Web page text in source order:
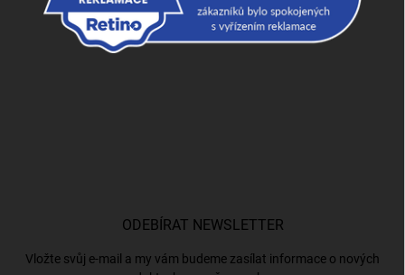
ODEBÍRAT NEWSLETTER
Vložte svůj e-mail a my vám budeme zasílat informace o nových